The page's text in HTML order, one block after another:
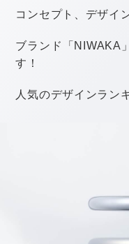
「料理が充実していた
おもてなし精神の厚